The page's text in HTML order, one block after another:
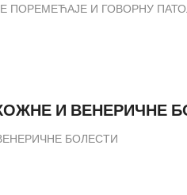
ПОРЕМЕЋАЈЕ И ГОВОРНУ
И ВЕНЕРИЧНЕ
БОЛЕСТИ